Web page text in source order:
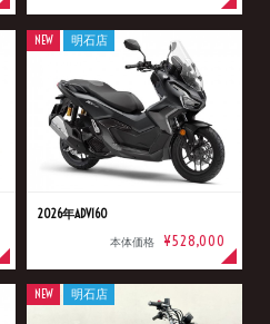
2026年ADV160
本体価格 ¥528,000
NEW 明石店
NEW 明石店